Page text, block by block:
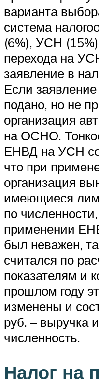
варианта
система
(6%), УСН
перехода на
заявление в
Если
подано, но не
организация
на ОСНО.
ЕНВД на УСН
что при
организация
имеющиеся
по
применении
был неважен,
считался по
показателям и
прошлом году
изменены и
руб. – выручка
численность.
Налог на